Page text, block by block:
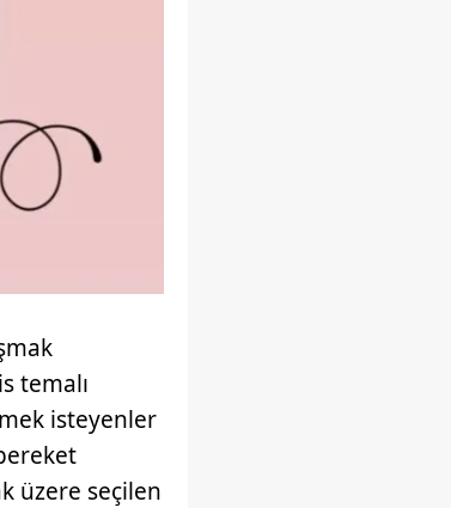
temalı
isteyenler
üzere seçilen